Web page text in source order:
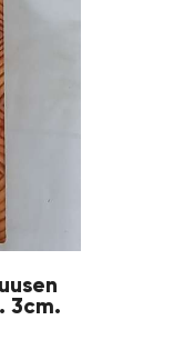
3cm.